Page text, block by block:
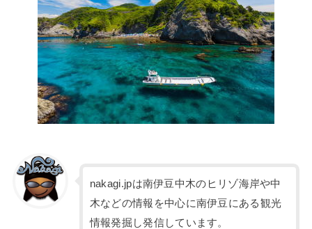
nakagi.jpは南伊豆中木のヒリゾ海岸や中
木などの情報を中心に南伊豆にある観光
情報発掘し発信しています。